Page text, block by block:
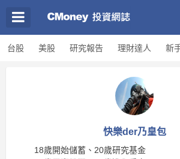
台股 美股 研究報告 理財達人 新
快樂der乃皇包
18歲開始儲蓄、20歲研究基金